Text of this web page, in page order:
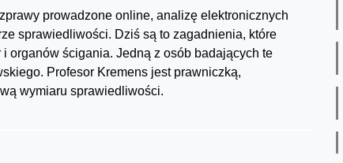
prowadzone online, analizę elektronicznych
sprawiedliwości. Dziś są to zagadnienia, które
organów ścigania. Jedną z osób badających te
Profesor Kremens jest prawniczką,
wymiaru sprawiedliwości.